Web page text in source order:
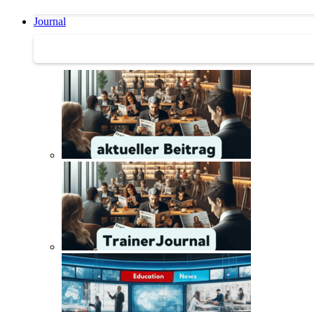
Journal